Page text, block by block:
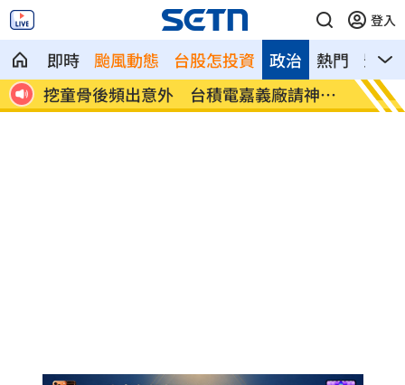
登入
即時 颱風動態 台股怎投資 熱門 影音
政治
王
挖童骨後頻出意外 台積電嘉義廠請神鎮
煞
這吃
賣